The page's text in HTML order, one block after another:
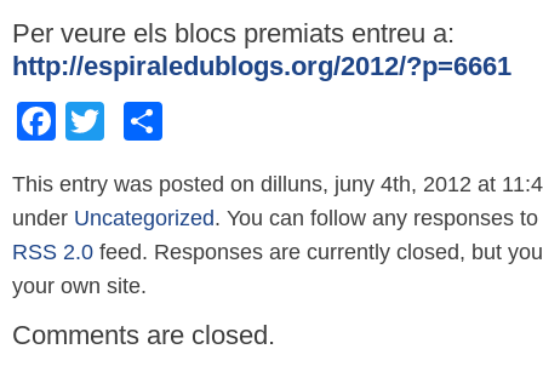
Per veure els blocs premiats entreu a:
http://espiraledublogs.org/2012/?p=6661
Facebook
Twitter
This entry was posted on dilluns, juny 4th, 2012 at
under Uncategorized. You can follow any responses
RSS 2.0feed. Responses are currently closed, but
your own site.
Comments are closed.